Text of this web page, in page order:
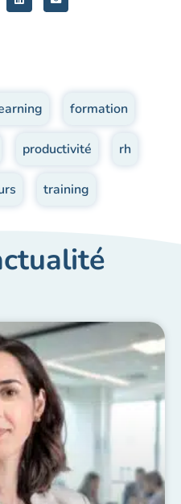
formation
productivité rh
training